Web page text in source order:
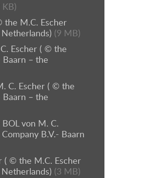
KB)
the M.C. Escher
(9 MB)
Escher ( © the
Baarn – the
C. Escher ( © the
Baarn – the
von M. C.
B.V.- Baarn
( © the M.C. Escher
(3 MB)